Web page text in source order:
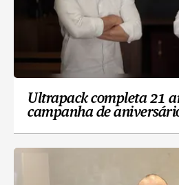
Ultrapack completa 21
campanha de